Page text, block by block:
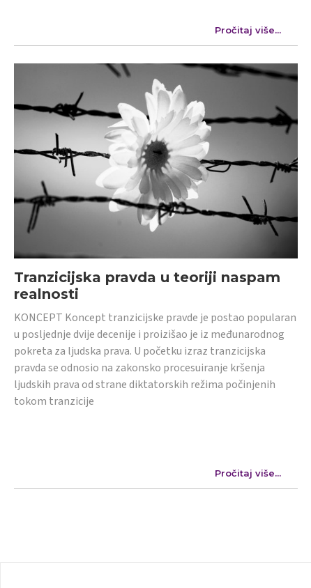
Pročitaj više...
Tranzicijska pravda u teoriji naspam
realnosti
KONCEPT Koncept tranzicijske pravde je postao popularan
u posljednje dvije decenije i proizišao je iz međunarodnog
pokreta za ljudska prava. U početku izraz tranzicijska
pravda se odnosio na zakonsko procesuiranje kršenja
ljudskih prava od strane diktatorskih režima počinjenih
tokom tranzicije
Pročitaj više...